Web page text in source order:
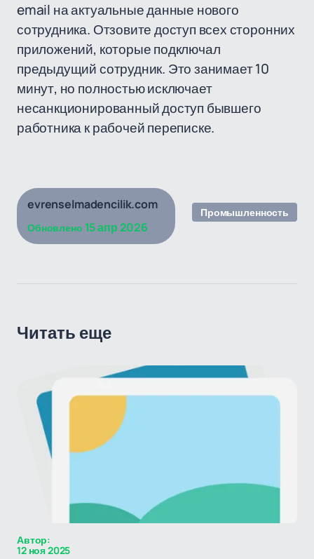
email на актуальные данные нового
сотрудника. Отзовите доступ всех сторонних
приложений, которые подключал
предыдущий сотрудник. Это занимает 10
минут, но полностью исключает
несанкционированный доступ бывшего
работника к рабочей переписке.
evrenselmadencilik.com
Обновлено 15 апр 2026
Промышленность
Читать еще
Автор:
12 ноя 2025